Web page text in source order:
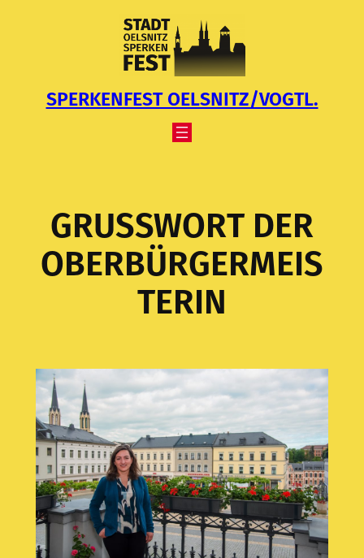
SPERKENFEST OELSNITZ/VOGTL.
GRUSSWORT DER O
BERBÜRGERMEIST
ERIN